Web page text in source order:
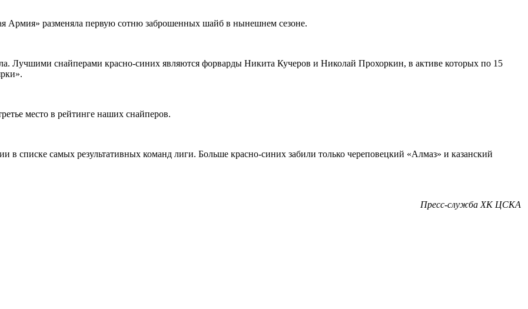
Армия» разменяла первую сотню заброшенных шайб в нынешнем сезоне.
Лучшими снайперами красно-синих являются форварды Никита Кучеров и Николай Прохоркин, в активе которых по 15
место в рейтинге наших снайперов.
в списке самых результативных команд лиги. Больше красно-синих забили только череповецкий «Алмаз» и казанский
Пресс-служба ХК ЦСКА